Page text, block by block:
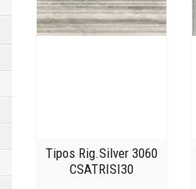
Tipos Rig.Silver 3060
CSATRISI30